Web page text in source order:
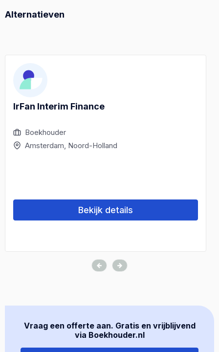
Alternatieven
IrFan Interim Finance
Boekhouder
Amsterdam, Noord-Holland
Bekijk details
Vraag een offerte aan. Gratis en vrijblijvend
via Boekhouder.nl